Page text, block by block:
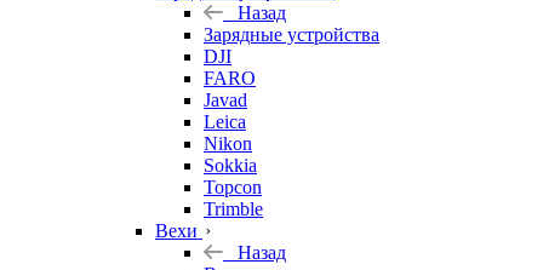
Назад
Зарядные устройства
DJI
FARO
Javad
Leica
Nikon
Sokkia
Topcon
Trimble
Вехи
Назад